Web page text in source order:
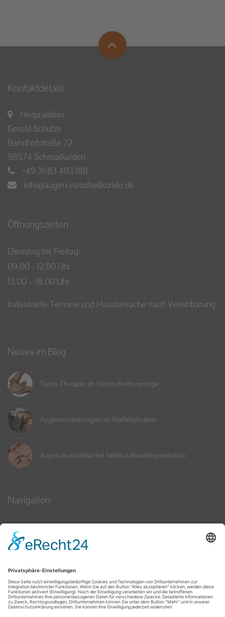
Kontaktdetails
Heilpraktiker
Gerold Schulze
Bahnhofstraße 72
98574 Schmalkalden
+49 3683 403388
info@augen-naturheilkunde.de
Öffnungszeiten
Dienstag bis Freitag:
09.00 - 12.00 Uhr
13.00 – 18.00 Uhr
Individuelle Termine und Hausbesuche nach Vereinbarung
Neues im Blog
Tuina-Therapie als Gesundheitsvorsorge
Augenerkrankungen als Notfallsituation
Augenakupunktur bei Netzhauthautdegeneration
Navigation
Kontakt
Datenschutz
Bildnachweise